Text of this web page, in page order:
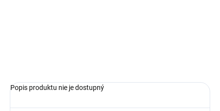
Popis produktu nie je dostupný